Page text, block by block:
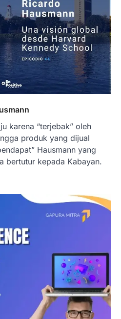
karena “terjebak” oleh
produk yang dijual
Hausmann yang
bertutur kepada Kabayan.